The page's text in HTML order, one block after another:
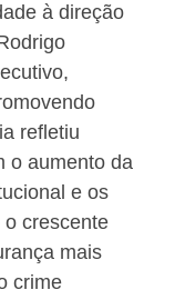
à direção
refletiu
o aumento da
e os
crescente
mais
crime